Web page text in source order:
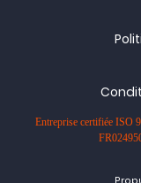
Entreprise certifiée ISO